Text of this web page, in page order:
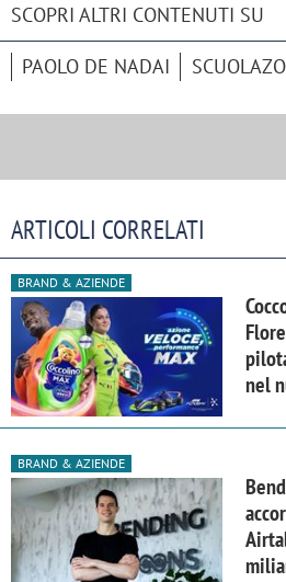
SCOPRI ALTRI CONTENUTI SU
PAOLO DE NADAI
ARTICOLI CORRELATI
BRAND & AZIENDE
nel
BRAND & AZIENDE